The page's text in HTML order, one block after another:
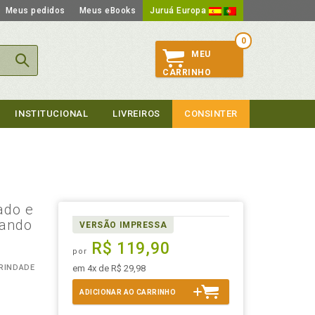
Meus pedidos Meus eBooks Juruá Europa
0
MEU
CARRINHO
INSTITUCIONAL LIVREIROS CONSINTER
e
VERSÃO IMPRESSA
por R$ 119,90
em 4x de R$ 29,98
ADICIONAR AO CARRINHO